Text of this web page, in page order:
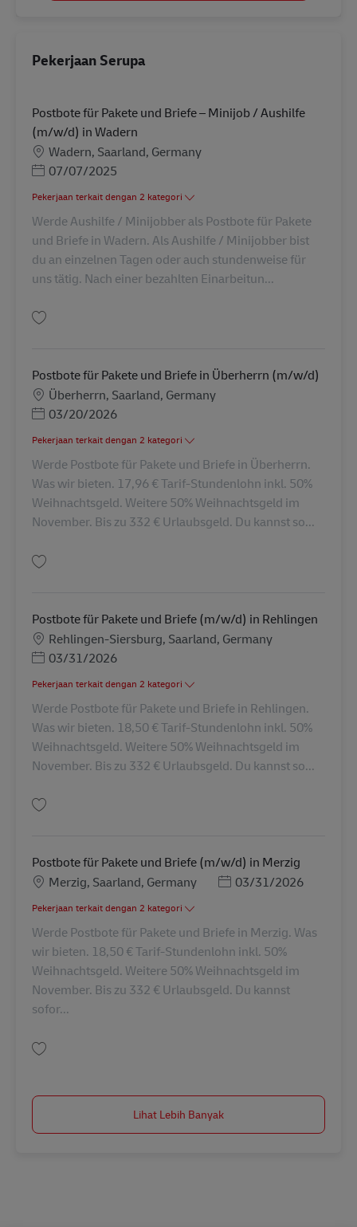
Pekerjaan Serupa
Postbote für Pakete und Briefe – Minijob / Aushilfe
(m/w/d) in Wadern
LokasiWadern, Saarland, Germany
Posted Date
07/07/2025
Pekerjaan terkait dengan 2 kategori
Werde Aushilfe / Minijobber als Postbote für Pakete
und Briefe in Wadern. Als Aushilfe / Minijobber bist
du an einzelnen Tagen oder auch stundenweise für
uns tätig. Nach einer bezahlten Einarbeitun...
Postbote für Pakete und Briefe in Überherrn (m/w/d)
LokasiÜberherrn, Saarland, Germany
Posted Date
03/20/2026
Pekerjaan terkait dengan 2 kategori
Werde Postbote für Pakete und Briefe in Überherrn.
Was wir bieten. 17,96 € Tarif-Stundenlohn inkl. 50%
Weihnachtsgeld. Weitere 50% Weihnachtsgeld im
November. Bis zu 332 € Urlaubsgeld. Du kannst so...
Postbote für Pakete und Briefe (m/w/d) in Rehlingen
LokasiRehlingen-Siersburg, Saarland, Germany
Posted Date
03/31/2026
Pekerjaan terkait dengan 2 kategori
Werde Postbote für Pakete und Briefe in Rehlingen.
Was wir bieten. 18,50 € Tarif-Stundenlohn inkl. 50%
Weihnachtsgeld. Weitere 50% Weihnachtsgeld im
November. Bis zu 332 € Urlaubsgeld. Du kannst so...
Postbote für Pakete und Briefe (m/w/d) in Merzig
LokasiMerzig, Saarland, Germany Posted Date
03/31/2026
Pekerjaan terkait dengan 2 kategori
Werde Postbote für Pakete und Briefe in Merzig. Was
wir bieten. 18,50 € Tarif-Stundenlohn inkl. 50%
Weihnachtsgeld. Weitere 50% Weihnachtsgeld im
November. Bis zu 332 € Urlaubsgeld. Du kannst
sofor...
Lihat Lebih Banyak